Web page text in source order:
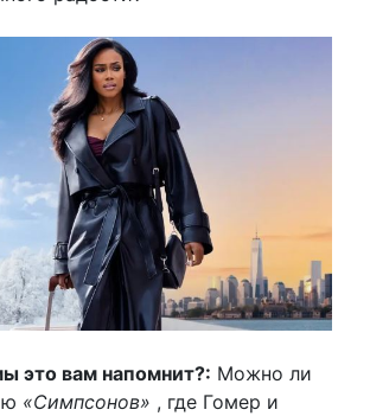
это вам напомнит?: Можно ли
«Симпсонов» , где Гомер и